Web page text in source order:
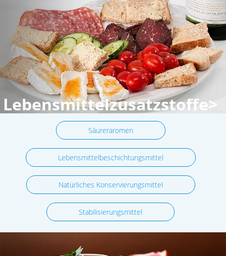
Lebensmittelzusatzstoffe>
Säureraromen
Lebensmittelbeschichtungsmittel
Natürliches Konservierungsmittel
Stabilisierungsmittel